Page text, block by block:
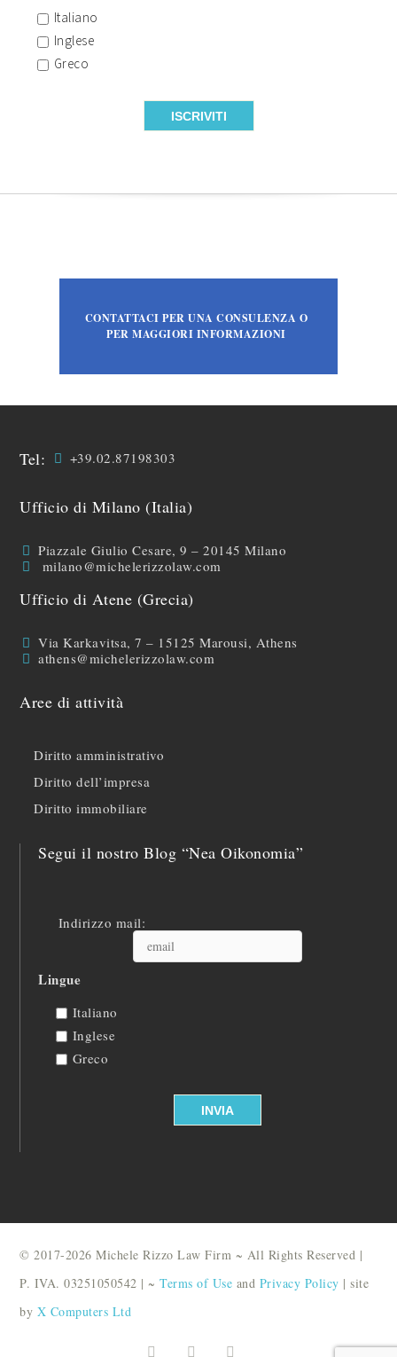
Italiano
Inglese
Greco
CONTATTACI PER UNA CONSULENZA O
PER MAGGIORI INFORMAZIONI
Tel: +39.02.87198303
Ufficio di Milano (Italia)
Piazzale Giulio Cesare, 9 – 20145 Milano
milano@michelerizzolaw.com
Ufficio di Atene (Grecia)
Via Karkavitsa, 7 – 15125 Marousi, Athens
athens@michelerizzolaw.com
Aree di attività
Diritto amministrativo
Diritto dell’impresa
Diritto immobiliare
Segui il nostro Blog “Nea Oikonomia”
Indirizzo mail:
Lingue
Italiano
Inglese
Greco
© 2017-2026 Michele Rizzo Law Firm ~ All Rights Reserved |
P. IVA. 03251050542 | ~Terms of Use and Privacy Policy | site
by X Computers Ltd